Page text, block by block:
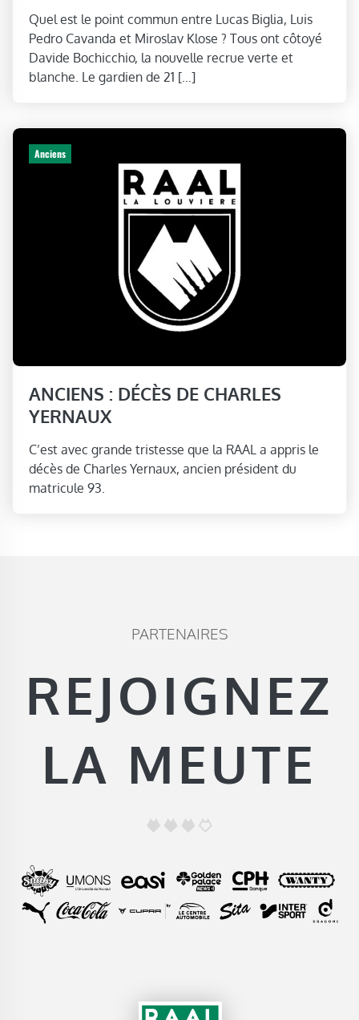
Quel est le point commun entre Lucas Biglia, Luis
Pedro Cavanda et Miroslav Klose ? Tous ont côtoyé
Davide Bochicchio, la nouvelle recrue verte et
blanche. Le gardien de 21 […]
Anciens
ANCIENS : DÉCÈS DE CHARLES
YERNAUX
C’est avec grande tristesse que la RAAL a appris le
décès de Charles Yernaux, ancien président du
matricule 93.
PARTENAIRES
REJOIGNEZ
LA MEUTE